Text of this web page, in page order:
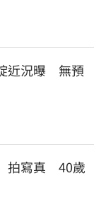
近況曝　無預
拍寫真　40歲